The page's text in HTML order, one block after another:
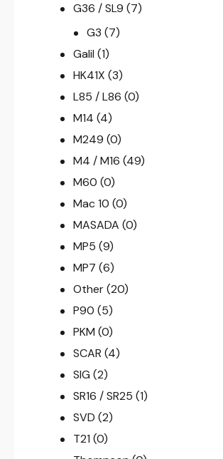
G36 / SL9 (7)
G3 (7)
Galil (1)
HK41X (3)
L85 / L86 (0)
M14 (4)
M249 (0)
M4 / M16 (49)
M60 (0)
Mac 10 (0)
MASADA (0)
MP5 (9)
MP7 (6)
Other (20)
P90 (5)
PKM (0)
SCAR (4)
SIG (2)
SR16 / SR25 (1)
SVD (2)
T21 (0)